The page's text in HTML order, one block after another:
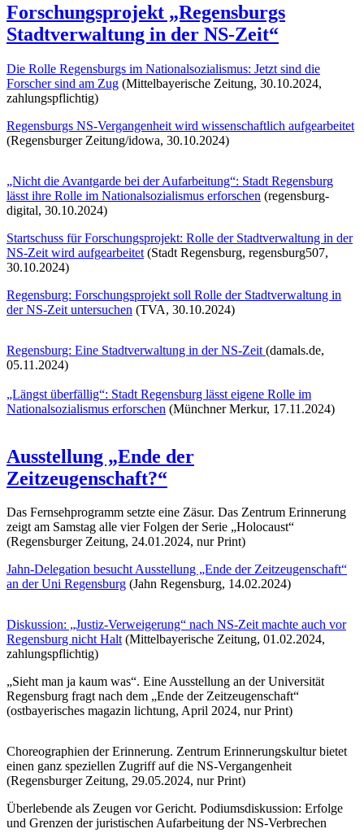
Forschungsprojekt „Regensburgs
Stadtverwaltung in der NS-Zeit“
Die Rolle Regensburgs im Nationalsozialismus: Jetzt sind die
Forscher sind am Zug (Mittelbayerische Zeitung, 30.10.2024,
zahlungspflichtig)
Regensburgs NS-Vergangenheit wird wissenschaftlich aufgearbeitet
(Regensburger Zeitung/idowa, 30.10.2024)
„Nicht die Avantgarde bei der Aufarbeitung“: Stadt Regensburg
lässt ihre Rolle im Nationalsozialismus erforschen (regensburg-
digital, 30.10.2024)
Startschuss für Forschungsprojekt: Rolle der Stadtverwaltung in der
NS-Zeit wird aufgearbeitet (Stadt Regensburg, regensburg507,
30.10.2024)
Regensburg: Forschungsprojekt soll Rolle der Stadtverwaltung in
der NS-Zeit untersuchen (TVA, 30.10.2024)
Regensburg: Eine Stadtverwaltung in der NS-Zeit (damals.de,
05.11.2024)
„Längst überfällig“: Stadt Regensburg lässt eigene Rolle im
Nationalsozialismus erforschen (Münchner Merkur, 17.11.2024)
Ausstellung „Ende der
Zeitzeugenschaft?“
Das Fernsehprogramm setzte eine Zäsur. Das Zentrum Erinnerung
zeigt am Samstag alle vier Folgen der Serie „Holocaust“
(Regensburger Zeitung, 24.01.2024, nur Print)
Jahn-Delegation besucht Ausstellung „Ende der Zeitzeugenschaft“
an der Uni Regensburg (Jahn Regensburg, 14.02.2024)
Diskussion: „Justiz-Verweigerung“ nach NS-Zeit machte auch vor
Regensburg nicht Halt(Mittelbayerische Zeitung, 01.02.2024,
zahlungspflichtig)
„Sieht man ja kaum was“. Eine Ausstellung an der Universität
Regensburg fragt nach dem „Ende der Zeitzeugenschaft“
(ostbayerisches magazin lichtung, April 2024, nur Print)
Choreographien der Erinnerung. Zentrum Erinnerungskultur bietet
einen ganz speziellen Zugriff auf die NS-Vergangenheit
(Regensburger Zeitung, 29.05.2024, nur Print)
Überlebende als Zeugen vor Gericht. Podiumsdiskussion: Erfolge
und Grenzen der juristischen Aufarbeitung der NS-Verbrechen